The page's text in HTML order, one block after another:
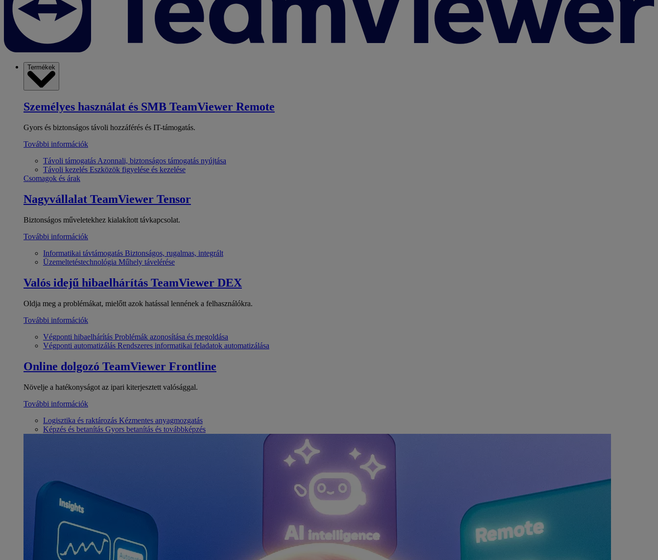
Termékek
Személyes használat és SMB TeamViewer Remote
Gyors és biztonságos távoli hozzáférés és IT-támogatás.
További információk
Távoli támogatás Azonnali, biztonságos támogatás nyújtása
Távoli kezelés Eszközök figyelése és kezelése
Csomagok és árak
Nagyvállalat TeamViewer Tensor
Biztonságos műveletekhez kialakított távkapcsolat.
További információk
Informatikai távtámogatás Biztonságos, rugalmas, integrált
Üzemeltetéstechnológia Műhely távelérése
Valós idejű hibaelhárítás TeamViewer DEX
Oldja meg a problémákat, mielőtt azok hatással lennének a felhasználókra.
További információk
Végponti hibaelhárítás Problémák azonosítása és megoldása
Végponti automatizálás Rendszeres informatikai feladatok automatizálása
Online dolgozó TeamViewer Frontline
Növelje a hatékonyságot az ipari kiterjesztett valósággal.
További információk
Logisztika és raktározás Kézmentes anyagmozgatás
Képzés és betanítás Gyors betanítás és továbbképzés